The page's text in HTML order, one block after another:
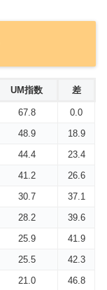
UM指数 差
67.8
0.0
48.9
18.9
44.4
23.4
41.2
26.6
30.7
37.1
28.2
39.6
25.9
41.9
25.5
42.3
21.0
46.8